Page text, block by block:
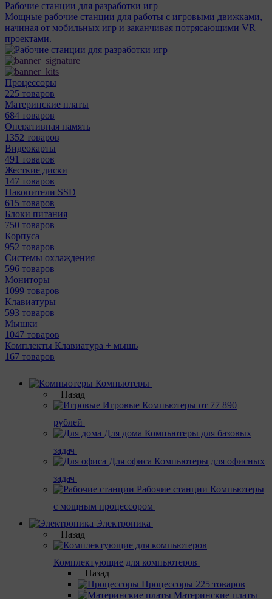
Рабочие станции для разработки игр
Мощные рабочие станции для работы с игровыми движками,
начиная от мобильных игр и заканчивая потрясающими VR
проектами.
Процессоры
225 товаров
Материнcкие платы
684 товаров
Оперативная память
1352 товаров
Видеокарты
491 товаров
Жесткие диски
147 товаров
Накопители SSD
615 товаров
Блоки питания
750 товаров
Корпуса
952 товаров
Системы охлаждения
596 товаров
Мониторы
1099 товаров
Клавиатуры
593 товаров
Мышки
1047 товаров
Комплекты Клавиатура + мышь
167 товаров
Компьютеры
Назад
Игровые Компьютеры от 77 890
рублей
Для дома Компьютеры для базовых
задач
Для офиса Компьютеры для офисных
задач
Рабочие станции Компьютеры
с мощным процессором
Электроника
Назад
Комплектующие для компьютеров
Назад
Процессоры 225 товаров
Материнcкие платы